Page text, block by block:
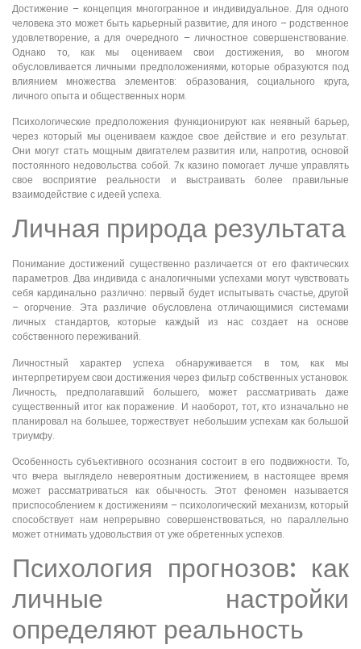
Достижение – концепция многогранное и индивидуальное. Для одного
человека это может быть карьерный развитие, для иного – родственное
удовлетворение, а для очередного – личностное совершенствование.
Однако то, как мы оцениваем свои достижения, во многом
обусловливается личными предположениями, которые образуются под
влиянием множества элементов: образования, социального круга,
личного опыта и общественных норм.
Психологические предположения функционируют как неявный барьер,
через который мы оцениваем каждое свое действие и его результат.
Они могут стать мощным двигателем развития или, напротив, основой
постоянного недовольства собой. 7к казино помогает лучше управлять
свое восприятие реальности и выстраивать более правильные
взаимодействие с идеей успеха.
Личная природа результата
Понимание достижений существенно различается от его фактических
параметров. Два индивида с аналогичными успехами могут чувствовать
себя кардинально различно: первый будет испытывать счастье, другой
– огорчение. Эта различие обусловлена отличающимися системами
личных стандартов, которые каждый из нас создает на основе
собственного переживаний.
Личностный характер успеха обнаруживается в том, как мы
интерпретируем свои достижения через фильтр собственных установок.
Личность, предполагавший большего, может рассматривать даже
существенный итог как поражение. И наоборот, тот, кто изначально не
планировал на большее, торжествует небольшим успехам как большой
триумфу.
Особенность субъективного осознания состоит в его подвижности. То,
что вчера выглядело невероятным достижением, в настоящее время
может рассматриваться как обычность. Этот феномен называется
приспособлением к достижениям – психологический механизм, который
способствует нам непрерывно совершенствоваться, но параллельно
может отнимать удовольствия от уже обретенных успехов.
Психология прогнозов: как
личные настройки
определяют реальность